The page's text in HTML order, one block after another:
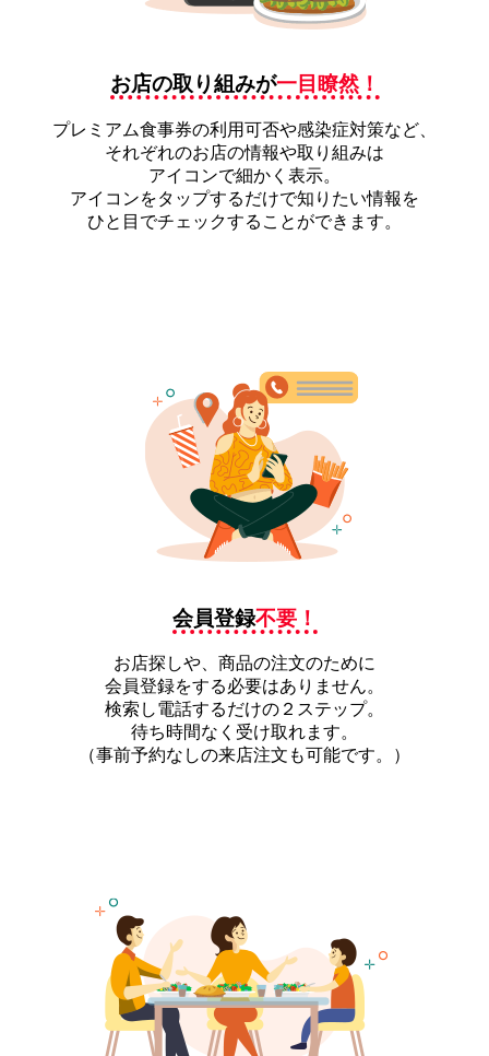
お店の取り組みが一目瞭然！
プレミアム食事券の利用可否や感染症対策など、
それぞれのお店の情報や取り組みは
アイコンで細かく表示。
アイコンをタップするだけで知りたい情報を
ひと目でチェックすることができます。
会員登録不要！
お店探しや、商品の注文のために
会員登録をする必要はありません。
検索し電話するだけの２ステップ。
待ち時間なく受け取れます。
（事前予約なしの来店注文も可能です。）